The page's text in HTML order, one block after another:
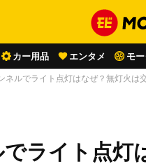
カー用品 エンタメ モ
ネルでライト点灯はなぜ？無灯火は
ライト点灯